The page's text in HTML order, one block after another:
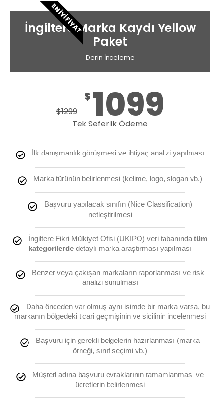
EN İYI FIYAT
İngiltere Marka Kaydı Yellow
Paket
Derin İnceleme
$1299
$1099
Tek Seferlik Ödeme
İlk danışmanlık görüşmesi ve ihtiyaç analizi yapılması
Marka türünün belirlenmesi (kelime, logo, slogan vb.)
Başvuru yapılacak sınıfın (Nice Classification)
netleştirilmesi
İngiltere Fikri Mülkiyet Ofisi (UKIPO) veri tabanındatüm
kategorilerde detaylı marka araştırması yapılması
Benzer veya çakışan markaların raporlanması ve risk
analizi sunulması
Daha önceden var olmuş aynı isimde bir marka varsa, bu
markanın bölgedeki ticari geçmişinin ve sicilinin incelenmesi
Başvuru için gerekli belgelerin hazırlanması (marka
örneği, sınıf seçimi vb.)
Müşteri adına başvuru evraklarının tamamlanması ve
ücretlerin belirlenmesi